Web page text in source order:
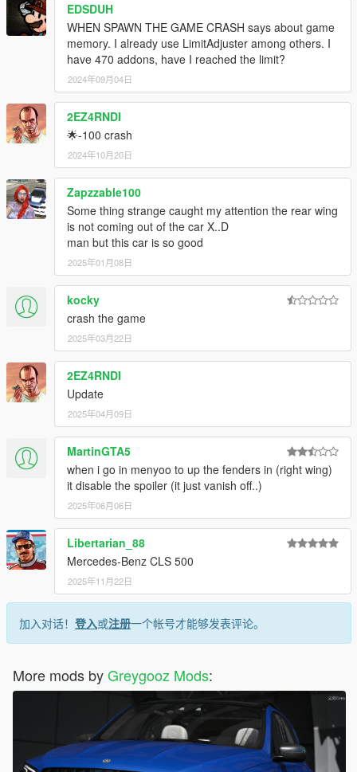
EDSDUH
WHEN SPAWN THE GAME CRASH says about game
memory. I already use LimitAdjuster among others. I
have 470 addons, have I reached the limit?
2024年09月04日
2EZ4RNDI
🌟-100 crash
2024年10月20日
Zapzzable100
Some thing strange caught my attention the rear wing
is not coming out of the car X..D
man but this car is so good
2025年01月08日
kocky
crash the game
2025年03月22日
2EZ4RNDI
Update
2025年04月09日
MartinGTA5
when i go in menyoo to up the fenders in (right wing)
it disable the spoiler (it just vanish off..)
2025年06月06日
Libertarian_88
Mercedes-Benz CLS 500
2025年11月22日
加入对话！ 登入或注册一个帐号才能够发表评论。
More mods byGreygooz Mods: